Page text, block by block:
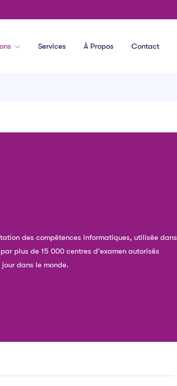
Services À Propos Contact
des compétences informatiques, utilisée dans
plus de 15 000 centres d'examen autorisés
dans le monde.